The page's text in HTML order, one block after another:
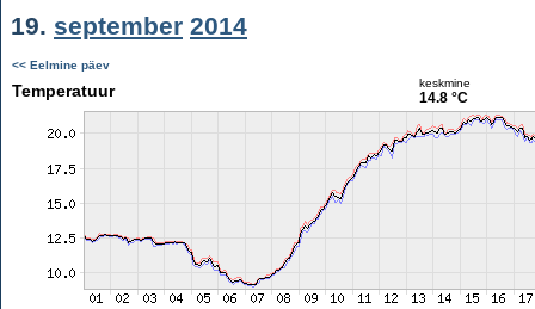
19. september 2014
<< Eelmine päev
Temperatuur keskmine
14.8 °C